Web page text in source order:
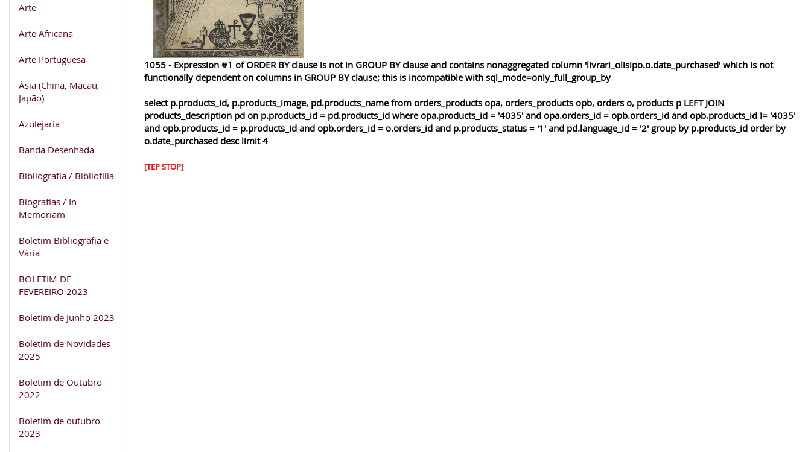
Arte
Arte Africana
Arte Portuguesa
Ásia (China, Macau,
Japão)
Azulejaria
Banda Desenhada
Bibliografia / Bibliofilia
Biografias / In
Memoriam
Boletim Bibliografia e
Vária
BOLETIM DE
FEVEREIRO 2023
Boletim de Junho 2023
Boletim de Novidades
2025
Boletim de Outubro
2022
Boletim de outubro
2023
1055 - Expression #1 of ORDER BY clause is not in GROUP BY clause and contains nonaggregated column 'livrari_olisipo.o.date_purchased' which is not
functionally dependent on columns in GROUP BY clause; this is incompatible with sql_mode=only_full_group_by
select p.products_id, p.products_image, pd.products_name from orders_products opa, orders_products opb, orders o, products p LEFT JOIN
products_description pd on p.products_id = pd.products_id where opa.products_id = '4035' and opa.orders_id = opb.orders_id and opb.products_id != '4035'
and opb.products_id = p.products_id and opb.orders_id = o.orders_id and p.products_status = '1' and pd.language_id = '2' group by p.products_id order by
o.date_purchased desc limit 4
[TEP STOP]